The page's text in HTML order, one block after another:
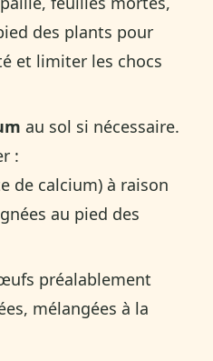
des plants pour
et limiter les chocs
au sol si nécessaire.
:
de calcium) à raison
au pied des
préalablement
mélangées à la